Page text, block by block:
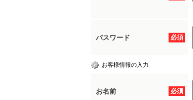
必須
パスワード
お客様情報の入力
必須
お名前